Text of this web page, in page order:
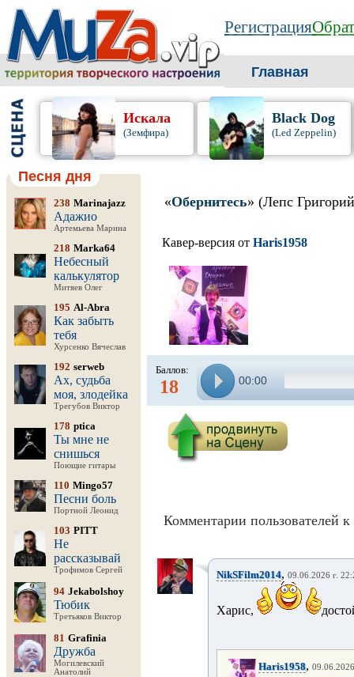
Регистрация
Главная
Искала
(Земфира)
Black Dog
(Led Zeppelin)
Песня дня
238 Marinajazz
Адажио
Артемьева Марина
218 Marka64
Небесный
калькулятор
Митяев Олег
195 Al-Abra
Как забыть
тебя
Хурсенко Вячеслав
192 serweb
Ах, судьба
моя, злодейка
Трегубов Виктор
178 ptica
Ты мне не
снишься
Поющие гитары
110 Mingo57
Песни боль
Портной Леонид
103 PITT
Не
рассказывай
Трофимов Сергей
94 Jekabolshoy
Тюбик
Третьяков Виктор
81 Grafinia
Дружба
Могилевский
Анатолий
«Обернитесь» (Лепс
Кавер-версия от Haris1958
Баллов:
18 00:00
Комментарии пользователей к
NikSFilm2014, 09.06.2026 г.
Харис,
Haris1958,